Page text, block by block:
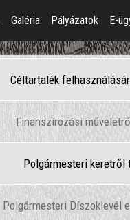
Galéria Pályázatok E-
Céltartalék
Finanszírozási
Polgármesteri keretről
Polgármesteri Díszoklevél